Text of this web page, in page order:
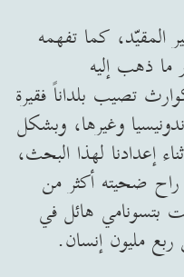
المقيّد، كما تفهمه
ما ذهب إليه
تصيب بلداناً فقيرة
وغيرها، وبشكل
إعدادنا لهذا البحث،
مدمّر عام 2018، راح ضحيته أكثر من
بتسونامي هائل في